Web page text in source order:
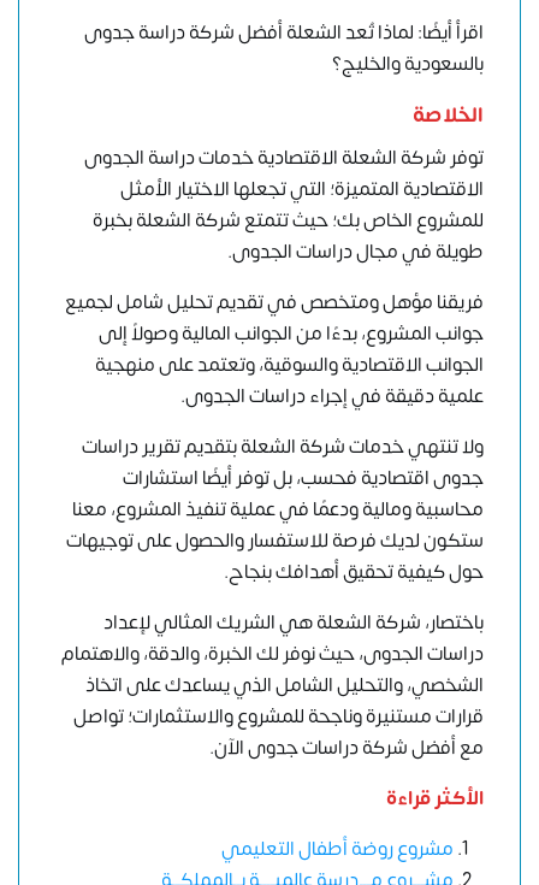
اقرأ أيضًا: لماذا تُعد الشعلة أفضل شركة دراسة جدوى
بالسعودية والخليج؟
الخلاصة
توفر شركة الشعلة الاقتصاديةخدمات دراسة الجدوى
الاقتصاديةالمتميزة؛ التي تجعلها الاختيار الأمثل
للمشروع الخاص بك؛ حيث تتمتع شركة الشعلة بخبرة
طويلة في مجال دراسات الجدوى.
فريقنا مؤهل ومتخصص في تقديم تحليل شامل لجميع
جوانب المشروع، بدءًا من الجوانب المالية وصولاً إلى
الجوانب الاقتصادية والسوقية، وتعتمد على منهجية
علمية دقيقة في إجراء دراسات الجدوى.
ولا تنتهي خدمات شركة الشعلة بتقديم تقرير دراسات
جدوى اقتصادية فحسب، بل توفر أيضًا استشارات
محاسبية ومالية ودعمًا في عملية تنفيذ المشروع، معنا
ستكون لديك فرصة للاستفسار والحصول على توجيهات
حول كيفية تحقيق أهدافك بنجاح.
باختصار، شركة الشعلة هي الشريك المثالي لإعداد
دراسات الجدوى، حيث نوفر لك الخبرة، والدقة، والاهتمام
الشخصي، والتحليل الشامل الذي يساعدك على اتخاذ
قرارات مستنيرة وناجحة للمشروع والاستثمارات؛تواصل
مع أفضل شركة دراسات جدوى الآن.
الأكثر قراءة
مشروع روضة أطفال التعليمي